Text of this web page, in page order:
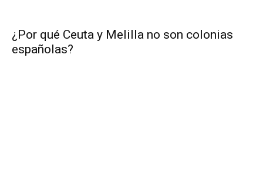
¿Por qué Ceuta y Melilla no son colonias
españolas?